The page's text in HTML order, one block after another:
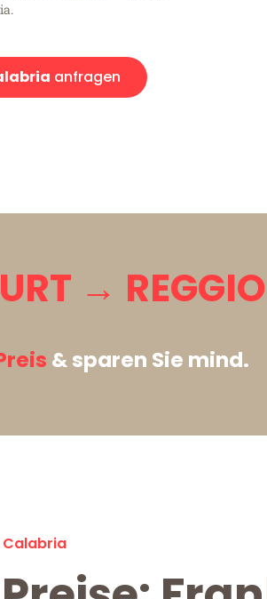
anfragen
→ REGGIO
& sparen Sie mind.
Calabria